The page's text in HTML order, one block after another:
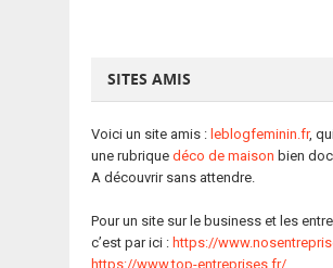
SITES AMIS
Voici un site amis : leblogfeminin.fr,
une rubrique déco de maison bien
A découvrir sans attendre.
Pour un site sur le business et les
c’est par ici : https://
https://www.top-entreprises.fr/